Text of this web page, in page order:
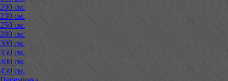
200 см.
230 см.
250 см.
280 см.
300 см.
350 см.
400 см.
450 см.